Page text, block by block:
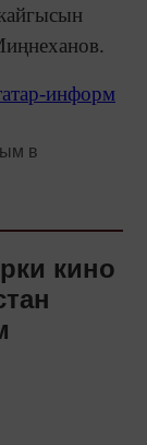
информ
в
кино